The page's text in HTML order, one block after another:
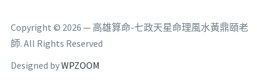
Copyright © 2026 — 高雄算命-七政天星命理風水黃鼎頤老
師. All Rights Reserved
Designed byWPZOOM